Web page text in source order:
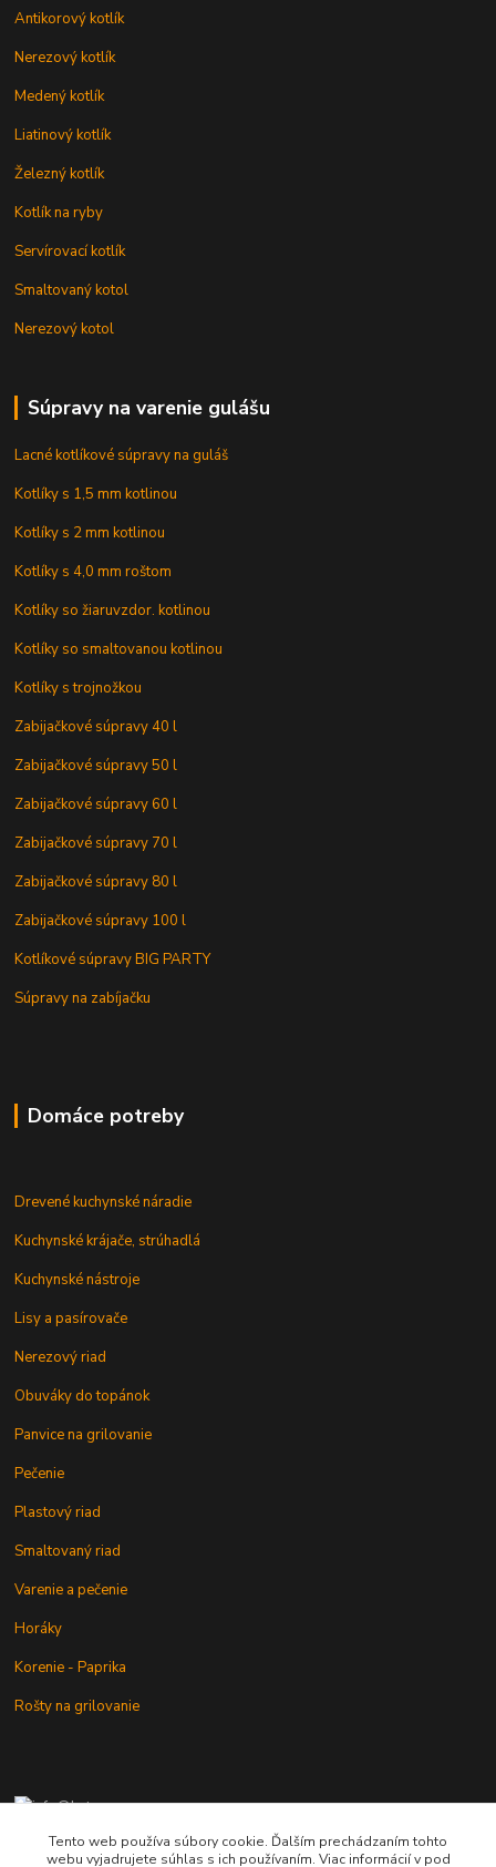
Antikorový kotlík
Nerezový kotlík
Medený kotlík
Liatinový kotlík
Železný kotlík
Kotlík na ryby
Servírovací kotlík
Smaltovaný kotol
Nerezový kotol
Súpravy na varenie gulášu
Lacné kotlíkové súpravy na guláš
Kotlíky s 1,5 mm kotlinou
Kotlíky s 2 mm kotlinou
Kotlíky s 4,0 mm roštom
Kotlíky so žiaruvzdor. kotlinou
Kotlíky so smaltovanou kotlinou
Kotlíky s trojnožkou
Zabijačkové súpravy 40 l
Zabijačkové súpravy 50 l
Zabijačkové súpravy 60 l
Zabijačkové súpravy 70 l
Zabijačkové súpravy 80 l
Zabijačkové súpravy 100 l
Kotlíkové súpravy BIG PARTY
Súpravy na zabíjačku
Domáce potreby
Drevené kuchynské náradie
Kuchynské krájače, strúhadlá
Kuchynské nástroje
Lisy a pasírovače
Nerezový riad
Obuváky do topánok
Panvice na grilovanie
Pečenie
Plastový riad
Smaltovaný riad
Varenie a pečenie
Horáky
Korenie - Paprika
Rošty na grilovanie
+421 902 212 007
od 8:00 - do 16:00 hod
Tento web používa súbory cookie. Ďalším prechádzaním tohto
webu vyjadrujete súhlas s ich používaním. Viac informácií v pod